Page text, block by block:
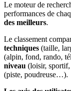
Le moteur de
performances de
des meilleurs.
Le classement
techniques (taille,
(alpin, fond, rando,
niveau (loisir,
(piste, poudreuse…).